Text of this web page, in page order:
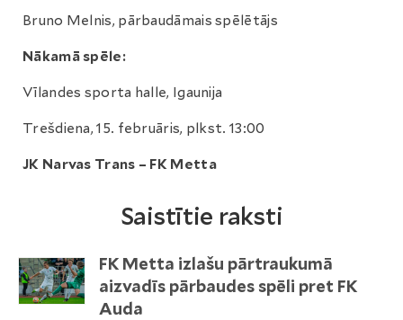
Bruno Melnis, pārbaudāmais spēlētājs
Nākamā spēle:
Vīlandes sporta halle, Igaunija
Trešdiena, 15. februāris, plkst. 13:00
JK Narvas Trans – FK Metta
Saistītie raksti
FK Metta izlašu pārtraukumā
aizvadīs pārbaudes spēli pret FK
Auda